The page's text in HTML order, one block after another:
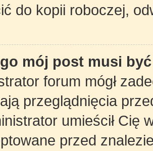
do kopii roboczej,
mój post musi
forum mógł
przeglądnięcia
umieścił Cię
przed